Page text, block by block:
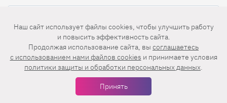
Нажимая на кнопку «Подписаться», вы принимаете условия
пользовательского соглашения
политики конфиденциальности
Наш сайт использует файлы cookies, чтобы улучшить работу
и повысить эффективность сайта.
Продолжая использование сайта, вы соглашаетесь
c использованием нами файлов cookies и принимаете условия
политики защиты и обработки персональных данных.
Принять